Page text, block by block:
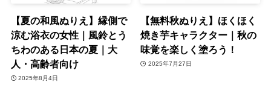
【夏の和風ぬりえ】縁側で
涼む浴衣の女性｜風鈴とう
ちわのある日本の夏｜大
人・高齢者向け
2025年8月4日
【無料秋ぬりえ】ほくほく
焼き芋キャラクター｜秋の
味覚を楽しく塗ろう！
2025年7月27日